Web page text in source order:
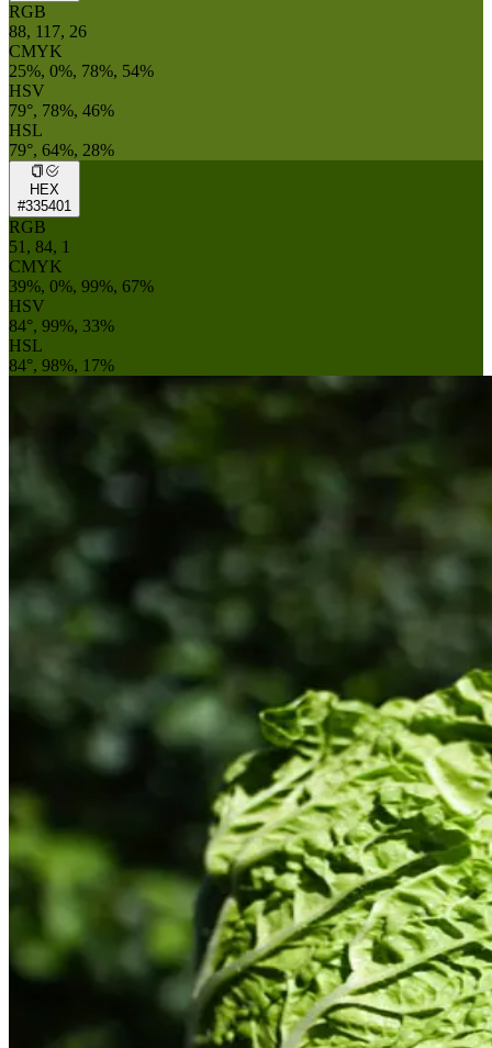
RGB
88, 117, 26
CMYK
25%, 0%, 78%, 54%
HSV
79°, 78%, 46%
HSL
79°, 64%, 28%
HEX
#335401
RGB
51, 84, 1
CMYK
39%, 0%, 99%, 67%
HSV
84°, 99%, 33%
HSL
84°, 98%, 17%